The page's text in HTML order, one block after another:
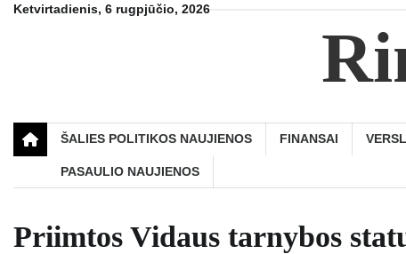
SkipKetvirtadienis, 6 rugpjūčio, 2026
ŠALIES POLITIKOS NAUJIENOS FINANSAI
PASAULIO NAUJIENOS
Priimtos Vidaus tarnybos